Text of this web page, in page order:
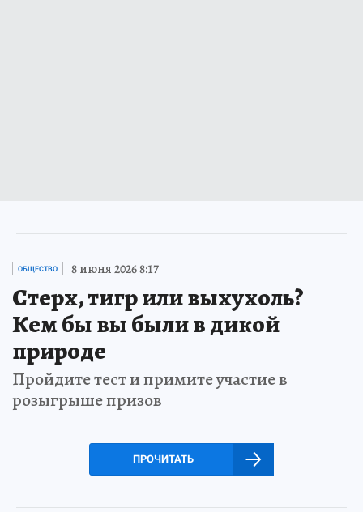
ОБЩЕСТВО 8 июня 2026 8:17
Стерх, тигр или выхухоль?
Кем бы вы были в дикой
природе
Пройдите тест и примите участие в
розыгрыше призов
ПРОЧИТАТЬ